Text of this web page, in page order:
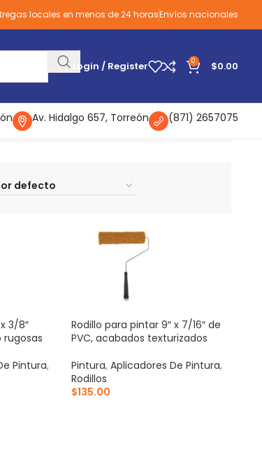
locales en menos de 24 horasEnvíos nacionales
Login / Register 0 $0.00
Av. Hidalgo 657, Torreón
(871) 2657075
3/8″
Pintura,
Rodillo para pintar 9″ x 7/16″ de
PVC, acabados texturizados
Pintura,Aplicadores De Pintura,
Rodillos
$135.00